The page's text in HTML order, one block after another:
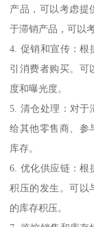
产品，可以考虑提
于滞销产品，可以
4. 促销和宣传：根
引消费者购买。可
度和曝光度。
5. 清仓处理：对于
给其他零售商、参
库存。
6. 优化供应链：根
积压的发生。可以
的库存积压。